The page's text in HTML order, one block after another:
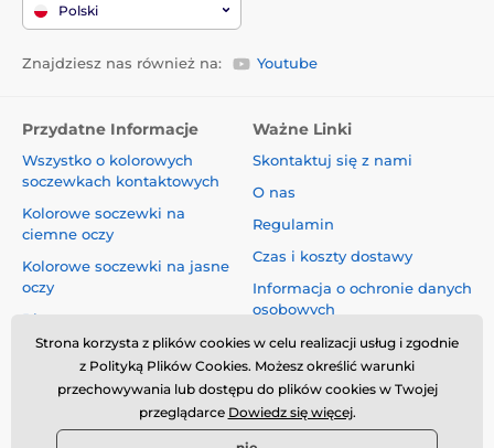
Polski
Znajdziesz nas również na: Youtube
Przydatne Informacje
Wszystko o kolorowych
soczewkach kontaktowych
Kolorowe soczewki na
ciemne oczy
Kolorowe soczewki na jasne
oczy
Blog
Ważne Linki
Skontaktuj się z nami
O nas
Regulamin
Czas i koszty dostawy
Informacja o ochronie danych
osobowych
Reklamacje i Odstąpienie od
Umowy
Bezpieczeństwo i jakość bez
kompromisów
Strona korzysta z plików cookies w celu realizacji usług i zgodnie
z Polityką Plików Cookies. Możesz określić warunki
przechowywania lub dostępu do plików cookies w Twojej
przeglądarce Dowiedz się więcej.